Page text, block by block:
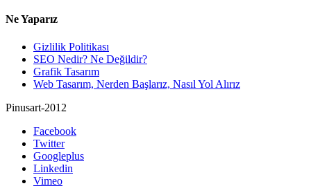
Ne Yaparız
Gizlilik Politikası
SEO Nedir? Ne Değildir?
Grafik Tasarım
Web Tasarım, Nerden Başlarız, Nasıl Yol Alırız
Pinusart-2012
Facebook
Twitter
Googleplus
Linkedin
Vimeo